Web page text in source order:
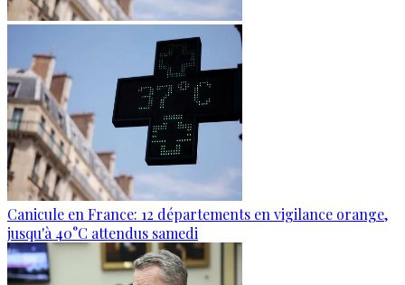
Canicule en France: 12 départements en vigilance orange,
jusqu'à 40°C attendus samedi